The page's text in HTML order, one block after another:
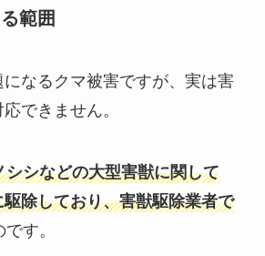
範囲
なるクマ被害ですが、実は害
できません。
シシなどの大型害獣に関して
除しており、害獣駆除業者で
です。